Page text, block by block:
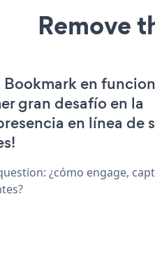
Remove
en
gran desafío en la
en línea de
¿cómo engage,